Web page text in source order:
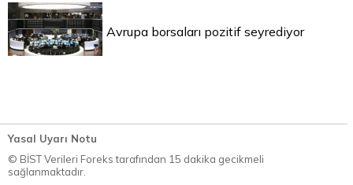
Avrupa borsaları pozitif seyrediyor
Yasal Uyarı Notu
© BİST Verileri Foreks tarafından 15 dakika gecikmeli
sağlanmaktadır.